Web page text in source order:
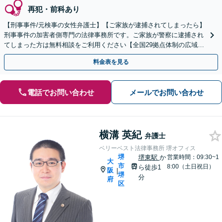
再犯・前科あり
【刑事事件/元検事の女性弁護士】【ご家族が逮捕されてしまったら】
刑事事件の加害者側専門の法律事務所です。ご家族が警察に逮捕され
てしまった方は無料相談をご利用ください【全国29拠点体制の広域対
応】【弁護士待機中/当日中の電話相談可(予約制)】
料金表を見る
電話でお問い合わせ メールでお問い合わせ
横溝 英紀 弁護士
ベリーベスト法律事務所 堺オフィス
大
阪
府
|
堺
市
堺
区
堺東駅 か
ら徒歩1
分
営業時間：09:30~1
8:00（土日祝日）